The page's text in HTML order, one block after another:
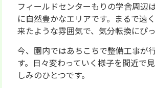
フィールドセンターもりの学舎周辺
に自然豊かなエリアです。まるで遠
来たような雰囲気で、気分転換にぴ
今、園内ではあちこちで整備工事が
す。日々変わっていく様子を間近で
しみのひとつです。